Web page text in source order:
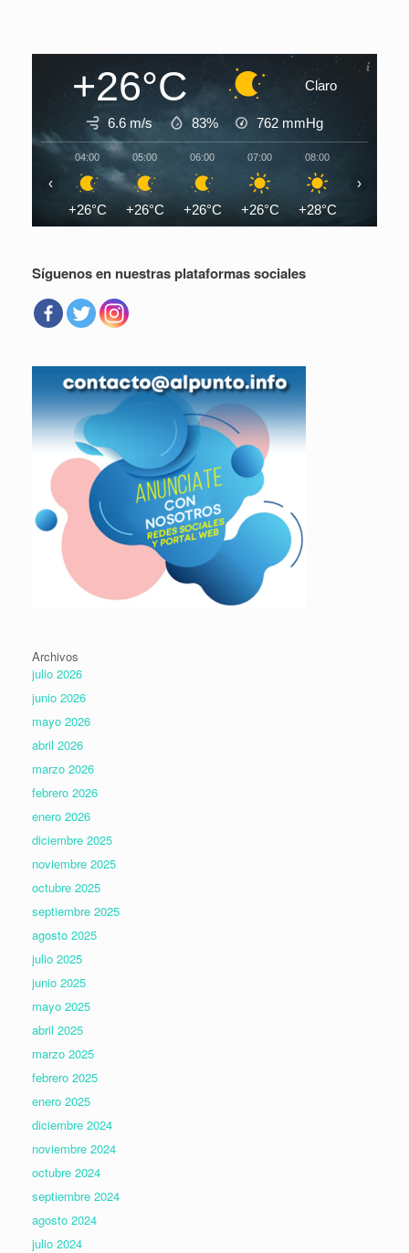
+26°C Claro
6.6 m/s 83% 762 mmHg
04:00
+26°C
05:00
+26°C
06:00
+26°C
07:00
+26°C
08:00
+28°C
‹ ›
Síguenos en nuestras plataformas sociales
Archivos
julio 2026
junio 2026
mayo 2026
abril 2026
marzo 2026
febrero 2026
enero 2026
diciembre 2025
noviembre 2025
octubre 2025
septiembre 2025
agosto 2025
julio 2025
junio 2025
mayo 2025
abril 2025
marzo 2025
febrero 2025
enero 2025
diciembre 2024
noviembre 2024
octubre 2024
septiembre 2024
agosto 2024
julio 2024